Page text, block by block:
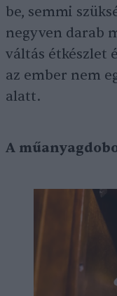
be, semmi
negyven darab
váltás étkészlet
az ember nem
alatt.
A